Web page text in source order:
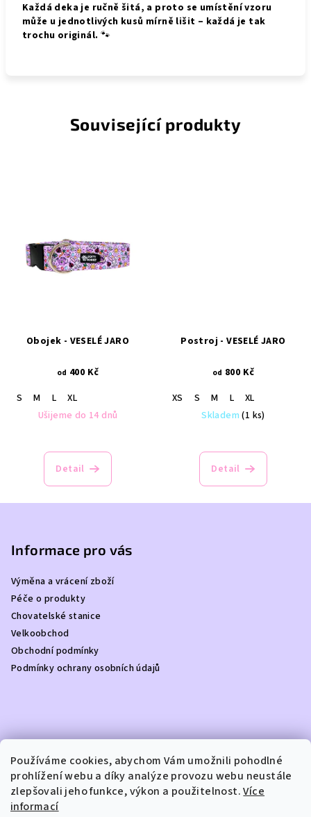
Používáme cookies, abychom Vám umožnili pohodlné
prohlížení webu a díky analýze provozu webu neustále
zlepšovali jeho funkce, výkon a použitelnost.Více
informací
Každá deka je ručně šitá, a proto se umístění vzoru
může u jednotlivých kusů mírně lišit – každá je tak
trochu originál. 🐾
Související produkty
Obojek - VESELÉ JARO
od 400 Kč
S
M L
XL
Ušijeme do 14 dnů
Detail
Postroj - VESELÉ JARO
od 800 Kč
XS
S M L
XL
Skladem(1 ks)
Detail
Informace pro vás
Výměna a vrácení zboží
Péče o produkty
Chovatelské stanice
Velkoobchod
Obchodní podmínky
Podmínky ochrany osobních údajů
Kontakt
info @dottydoggie.cz
+420739459984